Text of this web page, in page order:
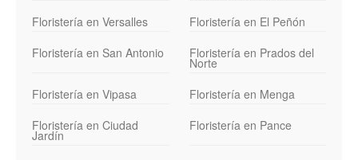
Floristería en Versalles
Floristería en El Peñón
Floristería en San Antonio
Floristería en Prados del
Norte
Floristería en Vipasa
Floristería en Menga
Floristería en Ciudad
Jardín
Floristería en Pance